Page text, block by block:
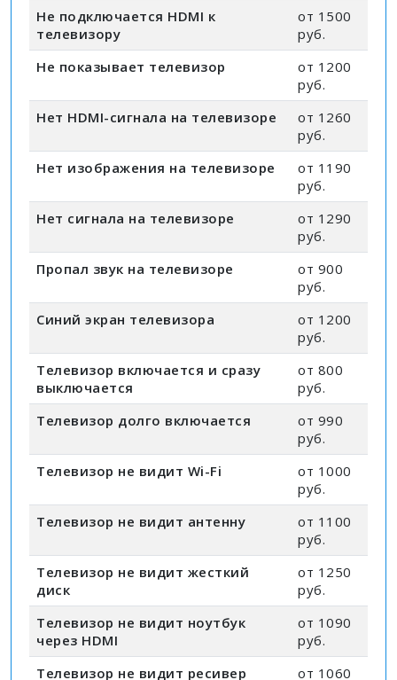
Не подключается HDMI к
телевизору
от 1500
руб.
Не показывает телевизор
от 1200
руб.
Нет HDMI-сигнала на телевизоре
от 1260
руб.
Нет изображения на телевизоре
от 1190
руб.
Нет сигнала на телевизоре
от 1290
руб.
Пропал звук на телевизоре
от 900
руб.
Синий экран телевизора
от 1200
руб.
Телевизор включается и сразу
выключается
от 800
руб.
Телевизор долго включается
от 990
руб.
Телевизор не видит Wi-Fi
от 1000
руб.
Телевизор не видит антенну
от 1100
руб.
Телевизор не видит жесткий
диск
от 1250
руб.
Телевизор не видит ноутбук
через HDMI
от 1090
руб.
Телевизор не видит ресивер
от 1060